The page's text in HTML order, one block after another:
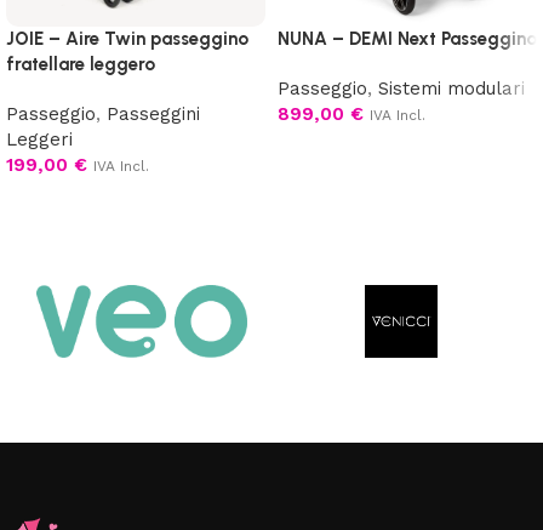
JOIE – Aire Twin passeggino
fratellare leggero
Passeggio, Passeggini
Leggeri
199,00 € IVA Incl.
NUNA – DEMI Next Passeggino
Passeggio, Sistemi modulari
899,00 € IVA Incl.